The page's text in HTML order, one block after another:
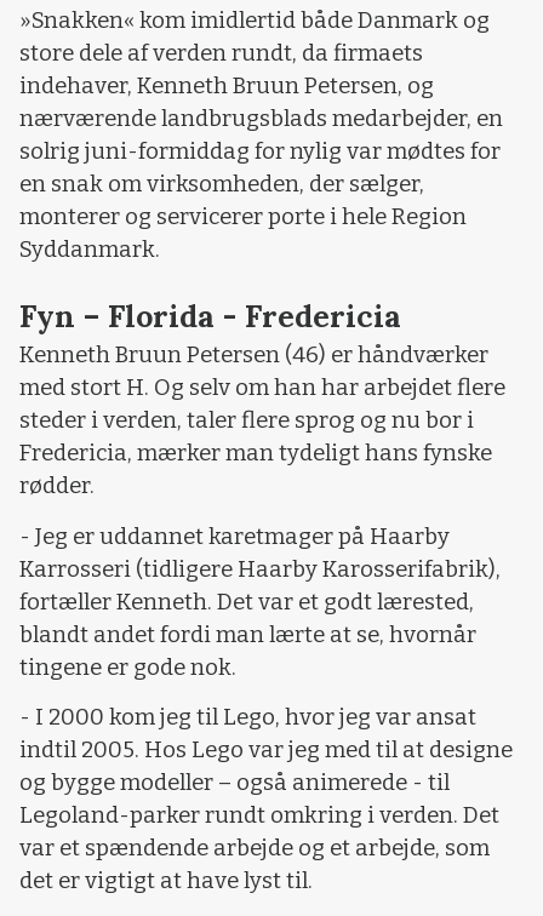
»Snakken« kom imidlertid både Danmark og
store dele af verden rundt, da firmaets
indehaver, Kenneth Bruun Petersen, og
nærværende landbrugsblads medarbejder, en
solrig juni-formiddag for nylig var mødtes for
en snak om virksomheden, der sælger,
monterer og servicerer porte i hele Region
Syddanmark.
Fyn – Florida - Fredericia
Kenneth Bruun Petersen (46) er håndværker
med stort H. Og selv om han har arbejdet flere
steder i verden, taler flere sprog og nu bor i
Fredericia, mærker man tydeligt hans fynske
rødder.
- Jeg er uddannet karetmager på Haarby
Karrosseri (tidligere Haarby Karosserifabrik),
fortæller Kenneth. Det var et godt lærested,
blandt andet fordi man lærte at se, hvornår
tingene er gode nok.
- I 2000 kom jeg til Lego, hvor jeg var ansat
indtil 2005. Hos Lego var jeg med til at designe
og bygge modeller – også animerede - til
Legoland-parker rundt omkring i verden. Det
var et spændende arbejde og et arbejde, som
det er vigtigt at have lyst til.